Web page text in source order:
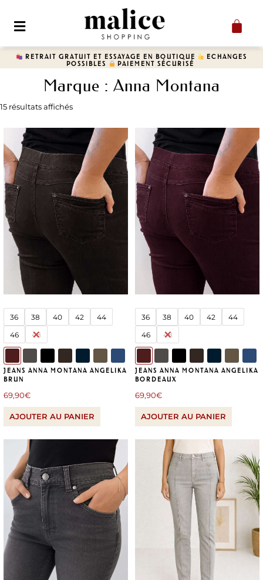
RETRAIT GRATUIT ET ESSAYAGE EN BOUTIQUE
ECHANGES
POSSIBLES
​ PAIEMENT SÉCURISÉ
Marque : Anna Montana
15 résultats affichés
36 38 40 42
44
46
48
JEANS ANNA MONTANA ANGELIKA
BRUN
69,90€
AJOUTER AU PANIER
36 38 40 42
44
46
48
JEANS ANNA MONTANA ANGELIKA
BORDEAUX
69,90€
AJOUTER AU PANIER